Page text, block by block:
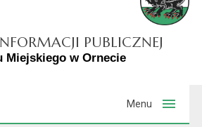
PUBLICZNEJ
Miejskiego w Ornecie
Menu